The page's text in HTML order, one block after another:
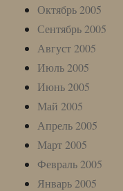
Октябрь 2005
Сентябрь 2005
Август 2005
Июль 2005
Июнь 2005
Май 2005
Апрель 2005
Март 2005
Февраль 2005
Январь 2005